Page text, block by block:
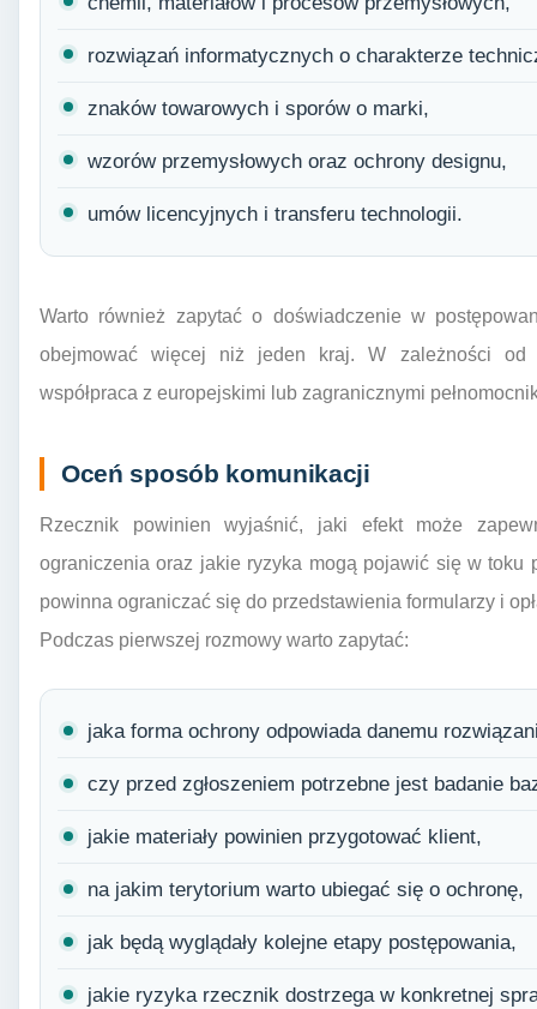
rozwiązań informatycznych o charakterze
znaków towarowych i sporów o marki,
wzorów przemysłowych oraz ochrony designu,
umów licencyjnych i transferu technologii.
Warto również zapytać o doświadczenie w
obejmować więcej niż jeden kraj. W zależności od
współpraca z europejskimi lub zagranicznymi
Oceń sposób komunikacji
Rzecznik powinien wyjaśnić, jaki efekt może
ograniczenia oraz jakie ryzyka mogą pojawić się w toku
powinna ograniczać się do przedstawienia formularzy i
Podczas pierwszej rozmowy warto zapytać:
jaka forma ochrony odpowiada danemu
czy przed zgłoszeniem potrzebne jest badanie
jakie materiały powinien przygotować klient,
na jakim terytorium warto ubiegać się o ochronę,
jak będą wyglądały kolejne etapy postępowania,
jakie ryzyka rzecznik dostrzega w konkretnej